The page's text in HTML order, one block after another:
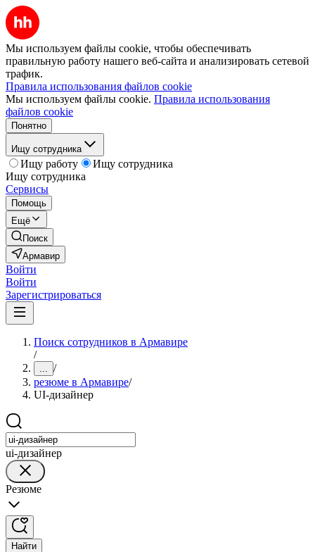
Мы используем файлы cookie, чтобы обеспечивать
правильную работу нашего веб-сайта и анализировать сетевой
трафик.
Правила использования файлов cookie
Мы используем файлы cookie. Правила использования
файлов cookie
Понятно
Ищу сотрудника
Ищу работу
Ищу сотрудника
Ищу сотрудника
Сервисы
Помощь
Ещё
Поиск
Армавир
Войти
Войти
Зарегистрироваться
Поиск сотрудников в Армавире
/
... /
резюме в Армавире/
UI-дизайнер
ui-дизайнер
Резюме
Найти